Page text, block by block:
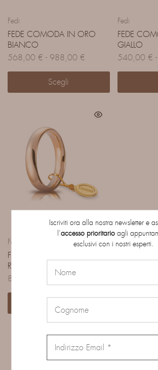
Fedi
FEDE COMODA IN ORO
BIANCO
568,00 € - 988,00 €
Scegli
Fedi
FEDE
GIALLO
540,00 € -
Fedi
FEDE COMODA IN ORO
ROSA
810,00
1.410,00
Iscriviti ora alla nostra newsletter e
l’accesso prioritarioagli
esclusivi con i nostri esperti.